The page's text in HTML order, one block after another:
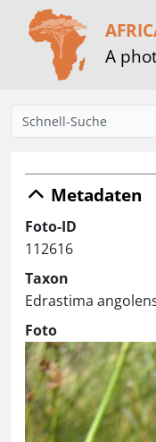
A
Metadaten
Foto-ID
112616
Taxon
Edrastima
Foto